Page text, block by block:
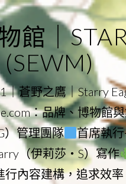
館｜
蒼野之鷹｜Starry
：品牌、博物館
）管理團隊 首席執
（伊莉莎・S）寫作
行內容建構，追求效